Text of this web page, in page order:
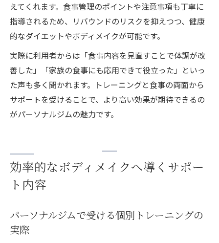
えてくれます。食事管理のポイントや注意事項も丁寧に
指導されるため、リバウンドのリスクを抑えつつ、健康
的なダイエットやボディメイクが可能です。
実際に利用者からは「食事内容を見直すことで体調が改
善した」「家族の食事にも応用できて役立った」といっ
た声も多く聞かれます。トレーニングと食事の両面から
サポートを受けることで、より高い効果が期待できるの
がパーソナルジムの魅力です。
効率的なボディメイクへ導くサポー
ト内容
パーソナルジムで受ける個別トレーニングの
実際